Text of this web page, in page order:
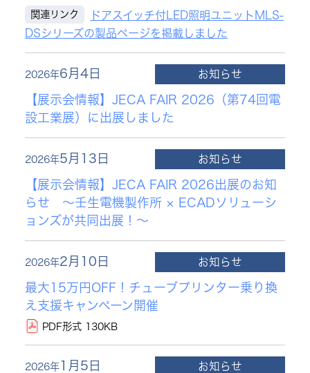
関連リンク
ドアスイッチ付LED照明ユニットMLS-
DSシリーズの製品ページを掲載しました
2026年6月4日 お知らせ
【展示会情報】JECA FAIR 2026（第74回電
設工業展）に出展しました
2026年5月13日 お知らせ
【展示会情報】JECA FAIR 2026出展のお知
らせ ～壬生電機製作所 × ECADソリューシ
ョンズが共同出展！～
2026年2月10日 お知らせ
最大15万円OFF！チューブプリンター乗り換
え支援キャンペーン開催
PDF形式 130KB
2026年1月5日 お知らせ